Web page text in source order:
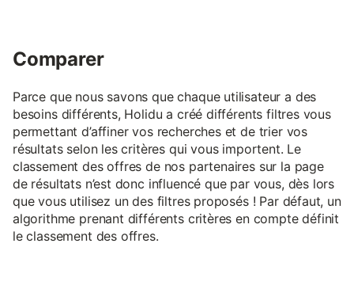
Comparer
Parce que nous savons que chaque utilisateur a des
besoins différents, Holidu a créé différents filtres vous
permettant d’affiner vos recherches et de trier vos
résultats selon les critères qui vous importent. Le
classement des offres de nos partenaires sur la page
de résultats n’est donc influencé que par vous, dès lors
que vous utilisez un des filtres proposés ! Par défaut, un
algorithme prenant différents critères en compte définit
le classement des offres.